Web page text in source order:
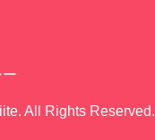
All Rights Reserved.